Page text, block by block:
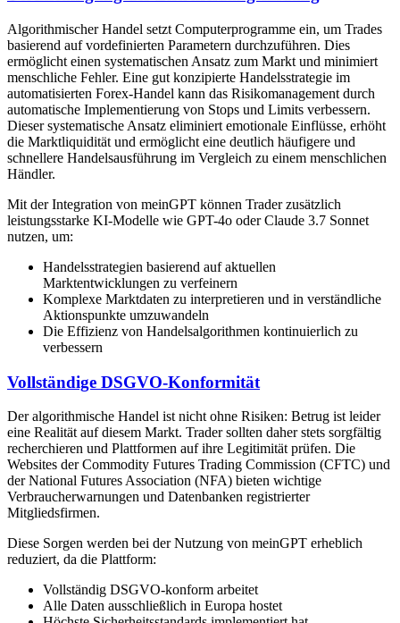
Algorithmischer Handel setzt Computerprogramme ein, um Trades
basierend auf vordefinierten Parametern durchzuführen. Dies
ermöglicht einen systematischen Ansatz zum Markt und minimiert
menschliche Fehler. Eine gut konzipierte Handelsstrategie im
automatisierten Forex-Handel kann das Risikomanagement durch
automatische Implementierung von Stops und Limits verbessern.
Dieser systematische Ansatz eliminiert emotionale Einflüsse, erhöht
die Marktliquidität und ermöglicht eine deutlich häufigere und
schnellere Handelsausführung im Vergleich zu einem menschlichen
Händler.
Mit der Integration von meinGPT können Trader zusätzlich
leistungsstarke KI-Modelle wie GPT-4o oder Claude 3.7 Sonnet
nutzen, um:
Handelsstrategien basierend auf aktuellen
Marktentwicklungen zu verfeinern
Komplexe Marktdaten zu interpretieren und in verständliche
Aktionspunkte umzuwandeln
Die Effizienz von Handelsalgorithmen kontinuierlich zu
verbessern
Vollständige DSGVO-Konformität
Der algorithmische Handel ist nicht ohne Risiken: Betrug ist leider
eine Realität auf diesem Markt. Trader sollten daher stets sorgfältig
recherchieren und Plattformen auf ihre Legitimität prüfen. Die
Websites der Commodity Futures Trading Commission (CFTC) und
der National Futures Association (NFA) bieten wichtige
Verbraucherwarnungen und Datenbanken registrierter
Mitgliedsfirmen.
Diese Sorgen werden bei der Nutzung von meinGPT erheblich
reduziert, da die Plattform:
Vollständig DSGVO-konform arbeitet
Alle Daten ausschließlich in Europa hostet